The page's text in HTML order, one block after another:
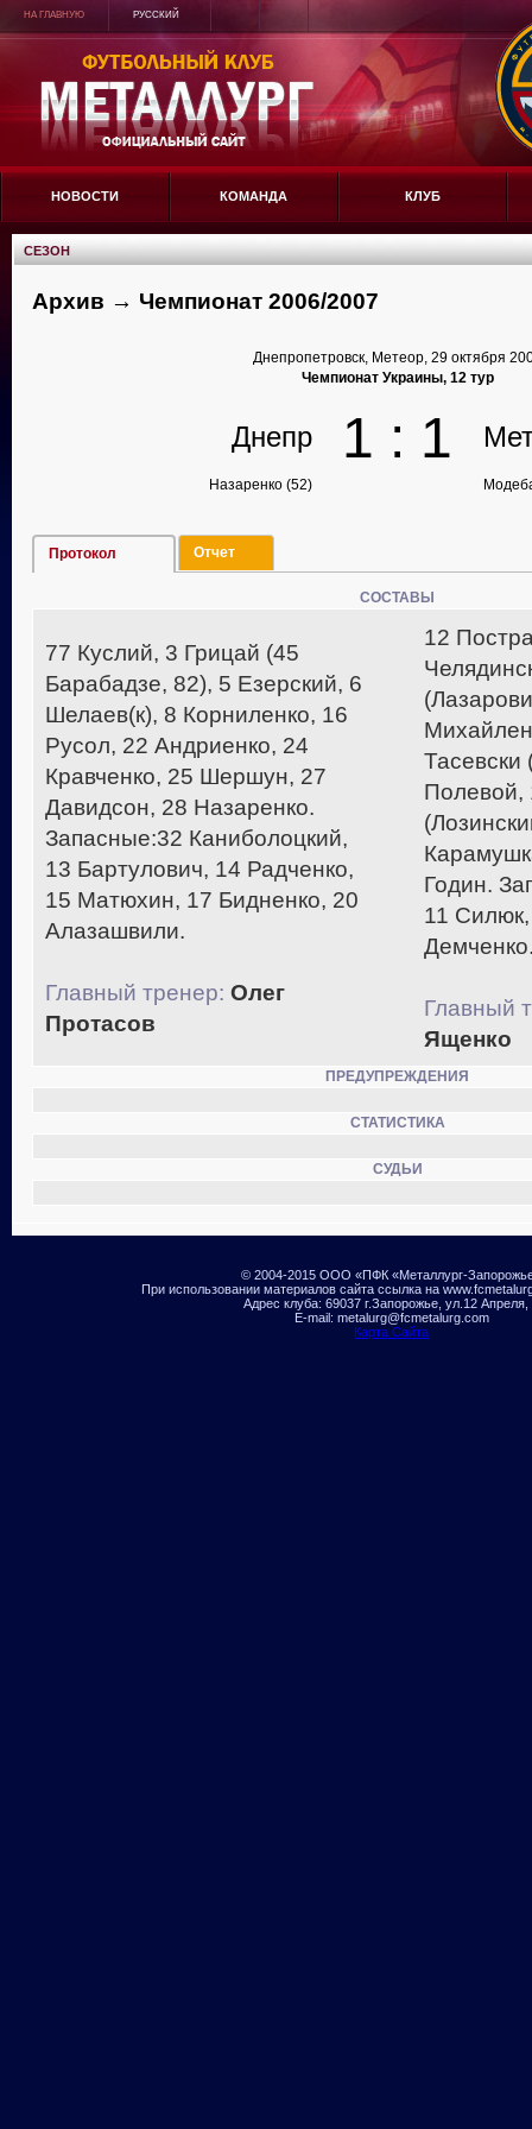
НА ГЛАВНУЮ РУССКИЙ
НОВОСТИ КОМАНДА КЛУБ
СЕЗОН
Архив → Чемпионат 2006/2007
Днепропетровск, Метеор, 29 октября
Чемпионат Украины, 12 тур
Днепр 1 : 1
Назаренко (52)
Протокол Отчет
СОСТАВЫ
77 Куслий, 3 Грицай (45
Барабадзе, 82), 5 Езерский, 6
Шелаев(к), 8 Корниленко, 16
Русол, 22 Андриенко, 24
Кравченко, 25 Шершун, 27
Давидсон, 28 Назаренко.
Запасные:32 Каниболоцкий,
13 Бартулович, 14 Радченко,
15 Матюхин, 17 Бидненко, 20
Алазашвили.
Главный тренер: Олег
Протасов
12
Тасевски
Полевой,
Годин.
11
Главный
Ященко
ПРЕДУПРЕЖДЕНИЯ
СТАТИСТИКА
СУДЬИ
© 2004-2015 ООО «ПФК «Металлург-
При использовании материалов сайта ссылка на
Адрес клуба: 69037 г.Запорожье, ул.12 Апреля,
E-mail: metalurg@fcmetalurg.com
Карта Сайта